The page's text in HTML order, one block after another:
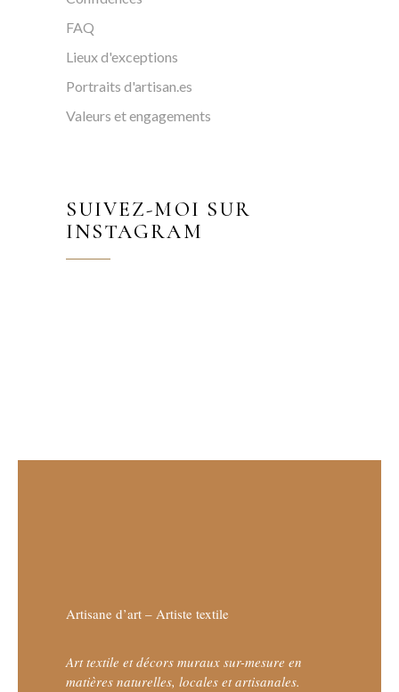
FAQ
Lieux d'exceptions
Portraits d'artisan.es
Valeurs et engagements
SUIVEZ-MOI SUR
INSTAGRAM
Artisane d’art – Artiste textile
Art textile et décors muraux sur-mesure en
matières naturelles, locales et artisanales.